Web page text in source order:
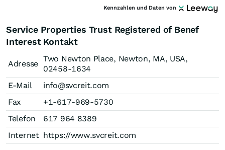
Kennzahlen und Daten von
Service Properties Trust Registered of Benef
Interest Kontakt
Adresse
Two Newton Place, Newton, MA, USA,
02458-1634
E-Mail
info@svcreit.com
Fax
+1-617-969-5730
Telefon
617 964 8389
Internet https://www.svcreit.com